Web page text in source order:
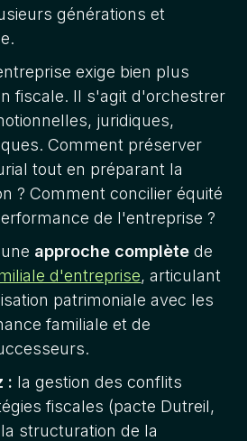
générations et
exige bien plus
fiscale. Il s'agit d'orchestrer
juridiques,
Comment préserver
tout en préparant la
? Comment concilier équité
de l'entreprise ?
approche complètede
d'entreprise, articulant
patrimoniale avec les
familiale et de
: la gestion des conflits
fiscales (pacte Dutreil,
structuration de la